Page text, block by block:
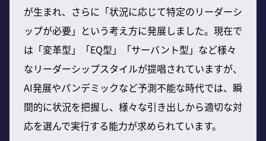
が生まれ、さらに「状況に応じて特定のリーダーシ
ップが必要」という考え方に発展しました。現在で
は「変革型」「EQ型」「サーバント型」など様々
なリーダーシップスタイルが提唱されていますが、
AI発展やパンデミックなど予測不能な時代では、瞬
間的に状況を把握し、様々な引き出しから適切な対
応を選んで実行する能力が求められています。